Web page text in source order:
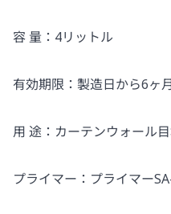
容 量：4リットル
有効期限：製造日から6ヶ
用 途：カーテンウォール
プライマー：プライマー